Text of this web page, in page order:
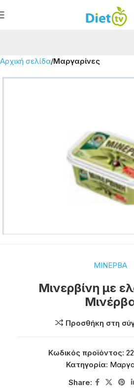
Αρχική σελίδα Μαργαρίνες
ΜΙΝΕΡΒΑ
Μινερβίνη με
Προσθήκη στη
Κωδικός προϊόντος:
Κατηγορία:
Share: